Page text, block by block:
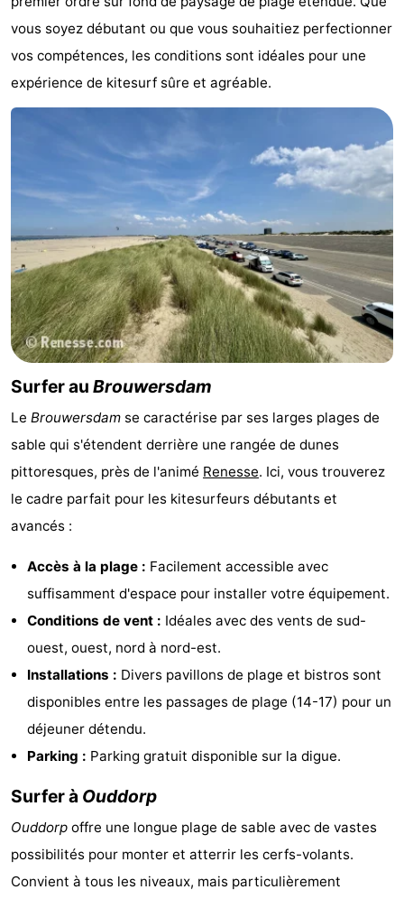
Haamstede
Résidence
Hof
-
Schouwen
Schouwse
-
Village
Zeeuwse
Kust
-
Zonnedorp
-
’t
van
Haamstede
Hôtels
minutes
Plages
Voir
et
faire
Lieux
d'intérêt
-
Musées
-
Monuments
-
Églises
Moulins
Points
vue
Attractions
Croisières
-
Terrains
-
vous soyez débutant ou que vous souhaitiez perfectionner
vos compétences, les conditions sont idéales pour une
expérience de kitesurf sûre et agréable.
Surfer au Brouwersdam
Le Brouwersdam se caractérise par ses larges plages de
sable qui s'étendent derrière une rangée de dunes
pittoresques, près de l'animé Renesse. Ici, vous trouverez
le cadre parfait pour les kitesurfeurs débutants et
avancés :
Accès à la plage : Facilement accessible avec
suffisamment d'espace pour installer votre équipement.
Conditions de vent : Idéales avec des vents de sud-
ouest, ouest, nord à nord-est.
Installations : Divers pavillons de plage et bistros sont
disponibles entre les passages de plage (14-17) pour un
déjeuner détendu.
Parking : Parking gratuit disponible sur la digue.
Surfer à Ouddorp
Ouddorp offre une longue plage de sable avec de vastes
possibilités pour monter et atterrir les cerfs-volants.
Convient à tous les niveaux, mais particulièrement